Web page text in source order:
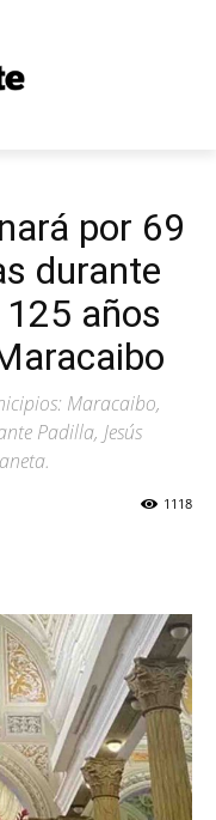
por 69
durante
años
Maracaibo,
Padilla, Jesús
1118